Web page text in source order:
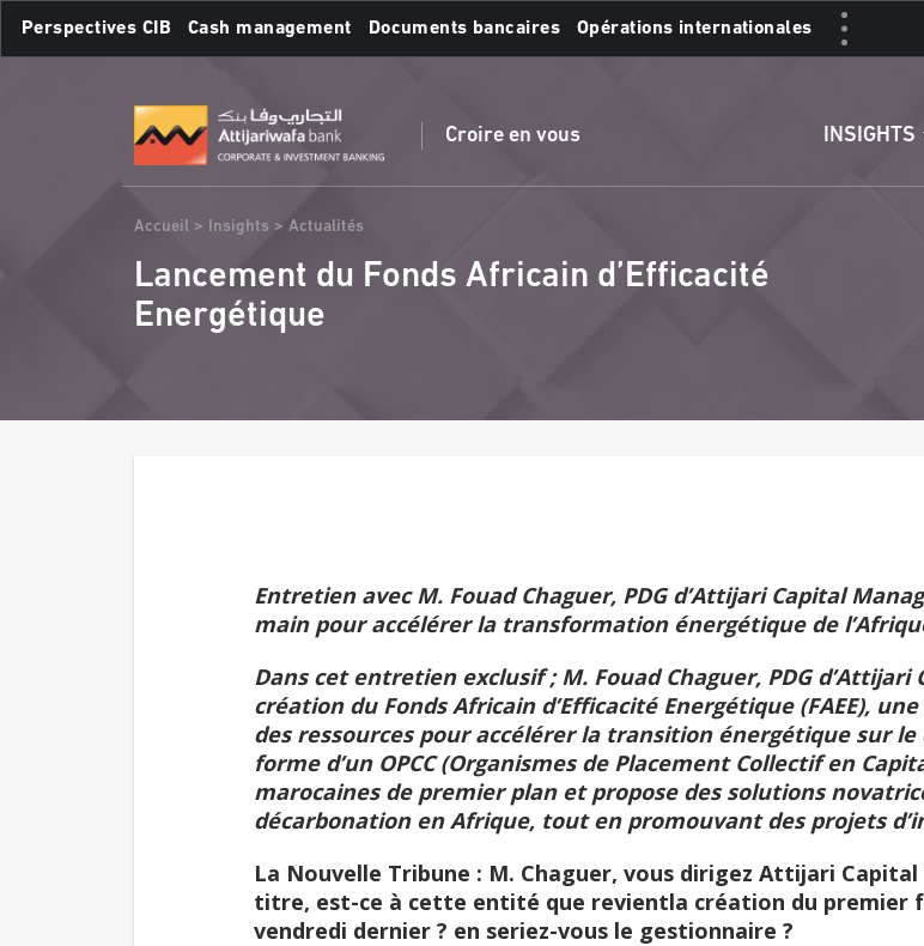
contenu
Perspectives CIB Cash management Documents bancaires Opérations internationales
Croire en vous INSIGHTS
Fil
d'Ariane
Accueil Insights Actualités
Lancement du Fonds Africain d’Efficacité
Energétique
Entretien avec M. Fouad Chaguer, PDG d’Attijari Capital
main pour accélérer la transformation énergétique de
Dans cet entretien exclusif ; M. Fouad Chaguer, PDG
création du Fonds Africain d’Efficacité Energétique (FAEE),
des ressources pour accélérer la transition énergétique sur
forme d’un OPCC (Organismes de Placement Collectif en
marocaines de premier plan et propose des solutions
décarbonation en Afrique, tout en promouvant des projets
La Nouvelle Tribune : M. Chaguer, vous dirigez Attijari
titre, est-ce à cette entité que revientla création du premier
vendredi dernier ? en seriez-vous le gestionnaire ?